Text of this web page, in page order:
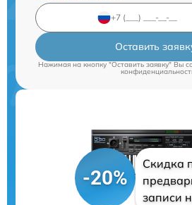
Оставить
Нажимая на кнопку "Оставить заявку" Вы
-20%
Скидка
записи